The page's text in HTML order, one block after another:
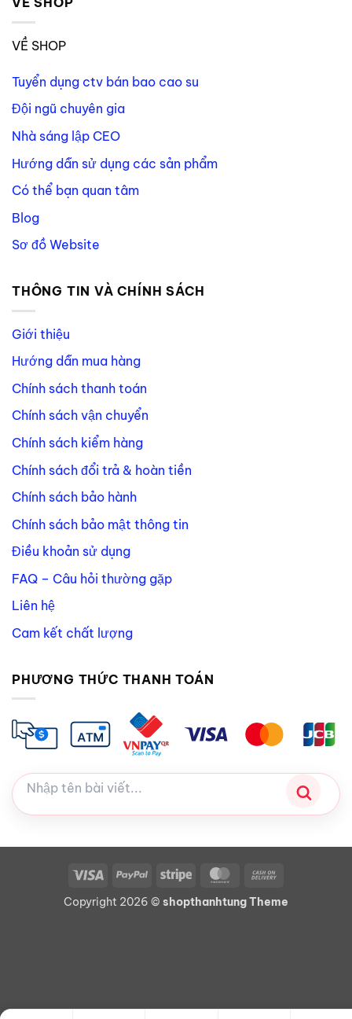
VỀ SHOP
Tuyển dụng ctv bán bao cao su
Đội ngũ chuyên gia
Nhà sáng lập CEO
Hướng dẫn sử dụng các sản phẩm
Có thể bạn quan tâm
Blog
Sơ đồ Website
THÔNG TIN VÀ CHÍNH SÁCH
Giới thiệu
Hướng dẫn mua hàng
Chính sách thanh toán
Chính sách vận chuyển
Chính sách kiểm hàng
Chính sách đổi trả & hoàn tiền
Chính sách bảo hành
Chính sách bảo mật thông tin
Điều khoản sử dụng
FAQ – Câu hỏi thường gặp
Liên hệ
Cam kết chất lượng
PHƯƠNG THỨC THANH TOÁN
Visa PayPal Stripe MasterCard
Delivery
Copyright 2026 © shopthanhtung Theme